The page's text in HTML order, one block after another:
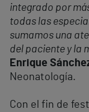
integrado por
todas las
sumamos una
del paciente y la
Enrique
Neonatología.
Con el fin de